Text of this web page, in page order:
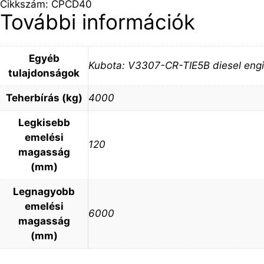
Cikkszám: CPCD40
További információk
Egyéb
tulajdonságok
Kubota: V3307-CR-TIE5B diesel
Teherbírás (kg) 4000
Legkisebb
emelési
magasság
(mm)
120
Legnagyobb
emelési
magasság
(mm)
6000